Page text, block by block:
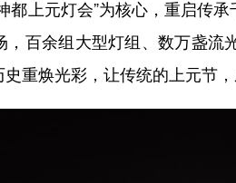
上元灯会”为核心，重启传承
，百余组大型灯组、数万盏
重焕光彩，让传统的上元节